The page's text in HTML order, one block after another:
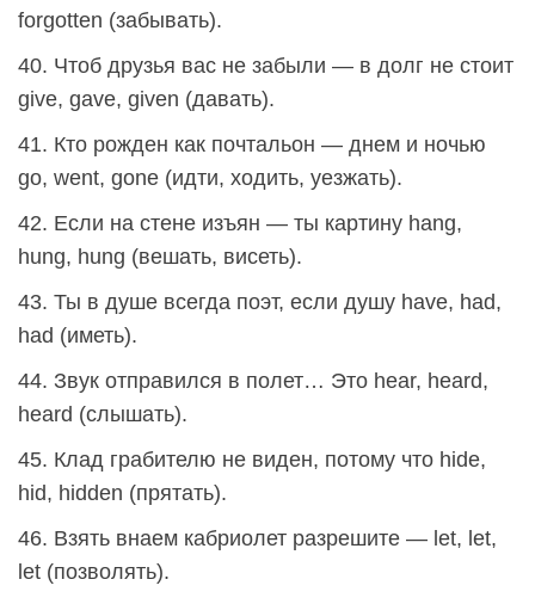
forgotten (забывать).
40. Чтоб друзья вас не забыли — в долг не стоит
give, gave, given (давать).
41. Кто рожден как почтальон — днем и ночью
go, went, gone (идти, ходить, уезжать).
42. Если на стене изъян — ты картину hang,
hung, hung (вешать, висеть).
43. Ты в душе всегда поэт, если душу have, had,
had (иметь).
44. Звук отправился в полет… Это hear, heard,
heard (слышать).
45. Клад грабителю не виден, потому что hide,
hid, hidden (прятать).
46. Взять внаем кабриолет разрешите — let, let,
let (позволять).